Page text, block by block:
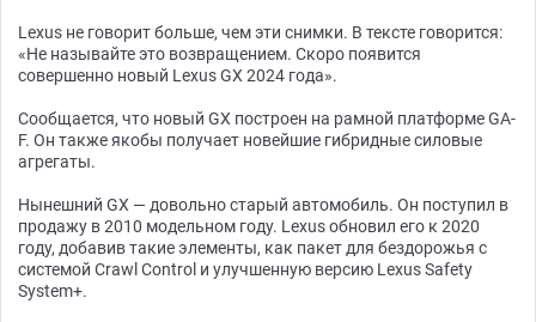
Lexus не говорит больше, чем эти снимки. В тексте говорится:
«Не называйте это возвращением. Скоро появится
совершенно новый Lexus GX 2024 года».
Сообщается, что новый GX построен на рамной платформе GA-
F. Он также якобы получает новейшие гибридные силовые
агрегаты.
Нынешний GX — довольно старый автомобиль. Он поступил в
продажу в 2010 модельном году. Lexus обновил его к 2020
году, добавив такие элементы, как пакет для бездорожья с
системой Crawl Control и улучшенную версию Lexus Safety
System+.